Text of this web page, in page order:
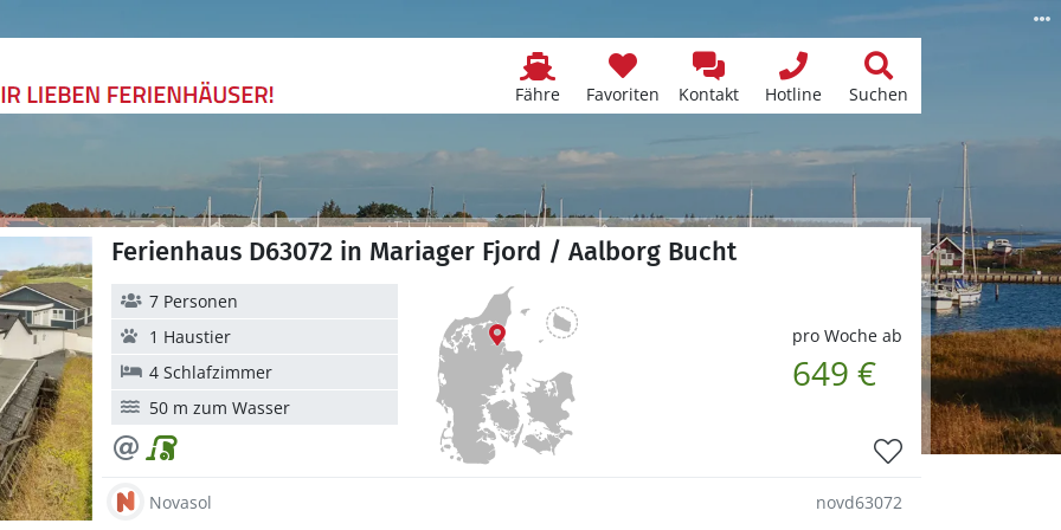
Fähre Favoriten Kontakt Hotline Suchen
Ferienhaus D63072 in Mariager Fjord / Aalborg Bucht
pro Woche ab
649 €
7 Personen
1 Haustier
4 Schlafzimmer
50 m zum Wasser
Novasol novd63072